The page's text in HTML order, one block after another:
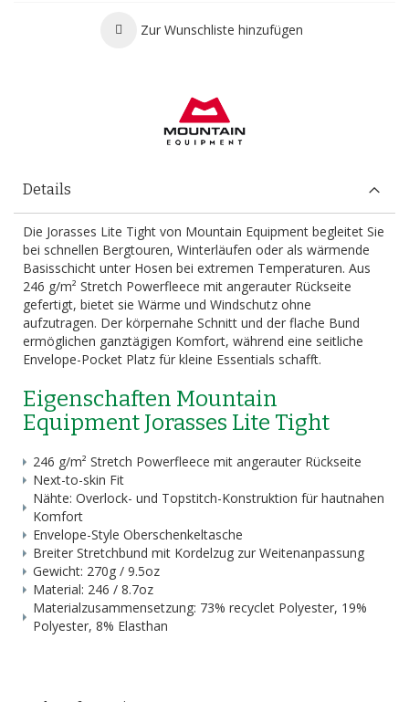
Zur Wunschliste hinzufügen
Details
Die Jorasses Lite Tight von Mountain Equipment begleitet Sie
bei schnellen Bergtouren, Winterläufen oder als wärmende
Basisschicht unter Hosen bei extremen Temperaturen. Aus
246 g/m² Stretch Powerfleece mit angerauter Rückseite
gefertigt, bietet sie Wärme und Windschutz ohne
aufzutragen. Der körpernahe Schnitt und der flache Bund
ermöglichen ganztägigen Komfort, während eine seitliche
Envelope-Pocket Platz für kleine Essentials schafft.
Eigenschaften Mountain
Equipment Jorasses Lite Tight
246 g/m² Stretch Powerfleece mit angerauter Rückseite
Next-to-skin Fit
Nähte: Overlock- und Topstitch-Konstruktion für hautnahen
Komfort
Envelope-Style Oberschenkeltasche
Breiter Stretchbund mit Kordelzug zur Weiten­anpassung
Gewicht: 270g / 9.5oz
Material: 246 / 8.7oz
Materialzusammensetzung: 73% recyclet Polyester, 19%
Polyester, 8% Elasthan